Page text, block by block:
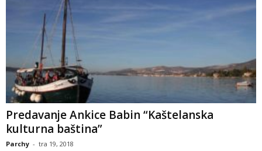
Predavanje Ankice Babin “Kaštelanska
kulturna baština”
Parchy - tra 19, 2018